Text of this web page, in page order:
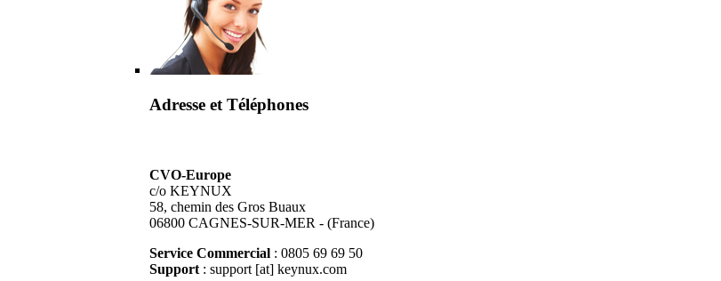
Adresse et Téléphones
CVO-Europe
c/o KEYNUX
58, chemin des Gros Buaux
06800 CAGNES-SUR-MER - (France)
Service Commercial : 0805 69 69 50
Support : support [at] keynux.com